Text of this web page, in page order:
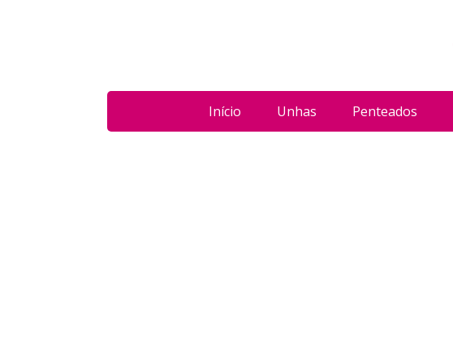
Início Unhas Penteados